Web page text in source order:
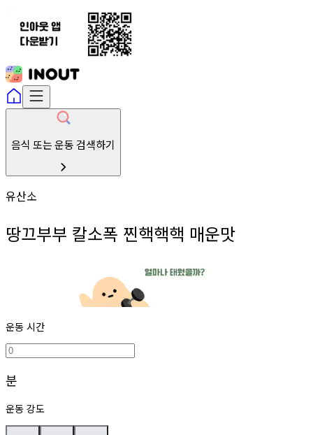
음식 또는 운동 검색하기
유산소
땅끄부부 칼소폭 찐핵핵핵 매운맛
운동 시간
분
운동 강도